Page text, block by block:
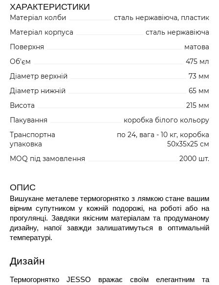
ХАРАКТЕРИСТИКИ
Матеріал колби
сталь нержавіюча, пластик
Матеріал корпуса
сталь нержавіюча
Поверхня
матова
Об'єм
475 мл
Діаметр верхній
73 мм
Діаметр нижній
65 мм
Висота
215 мм
Пакування
коробка білого кольору
Транспортна
упаковка
по 24, вага - 10 кг, коробка
50х35х25 см
MOQ під замовлення
2000 шт.
ОПИС
Вишукане металеве термогорнятко з лямкою стане вашим
вірним супутником у кожній подорожі, на роботі або на
прогулянці. Завдяки якісним матеріалам та продуманому
дизайну, напої завжди залишатимуться в оптимальній
температурі.
Дизайн
Термогорнятко JESSO вражає своїм елегантним та